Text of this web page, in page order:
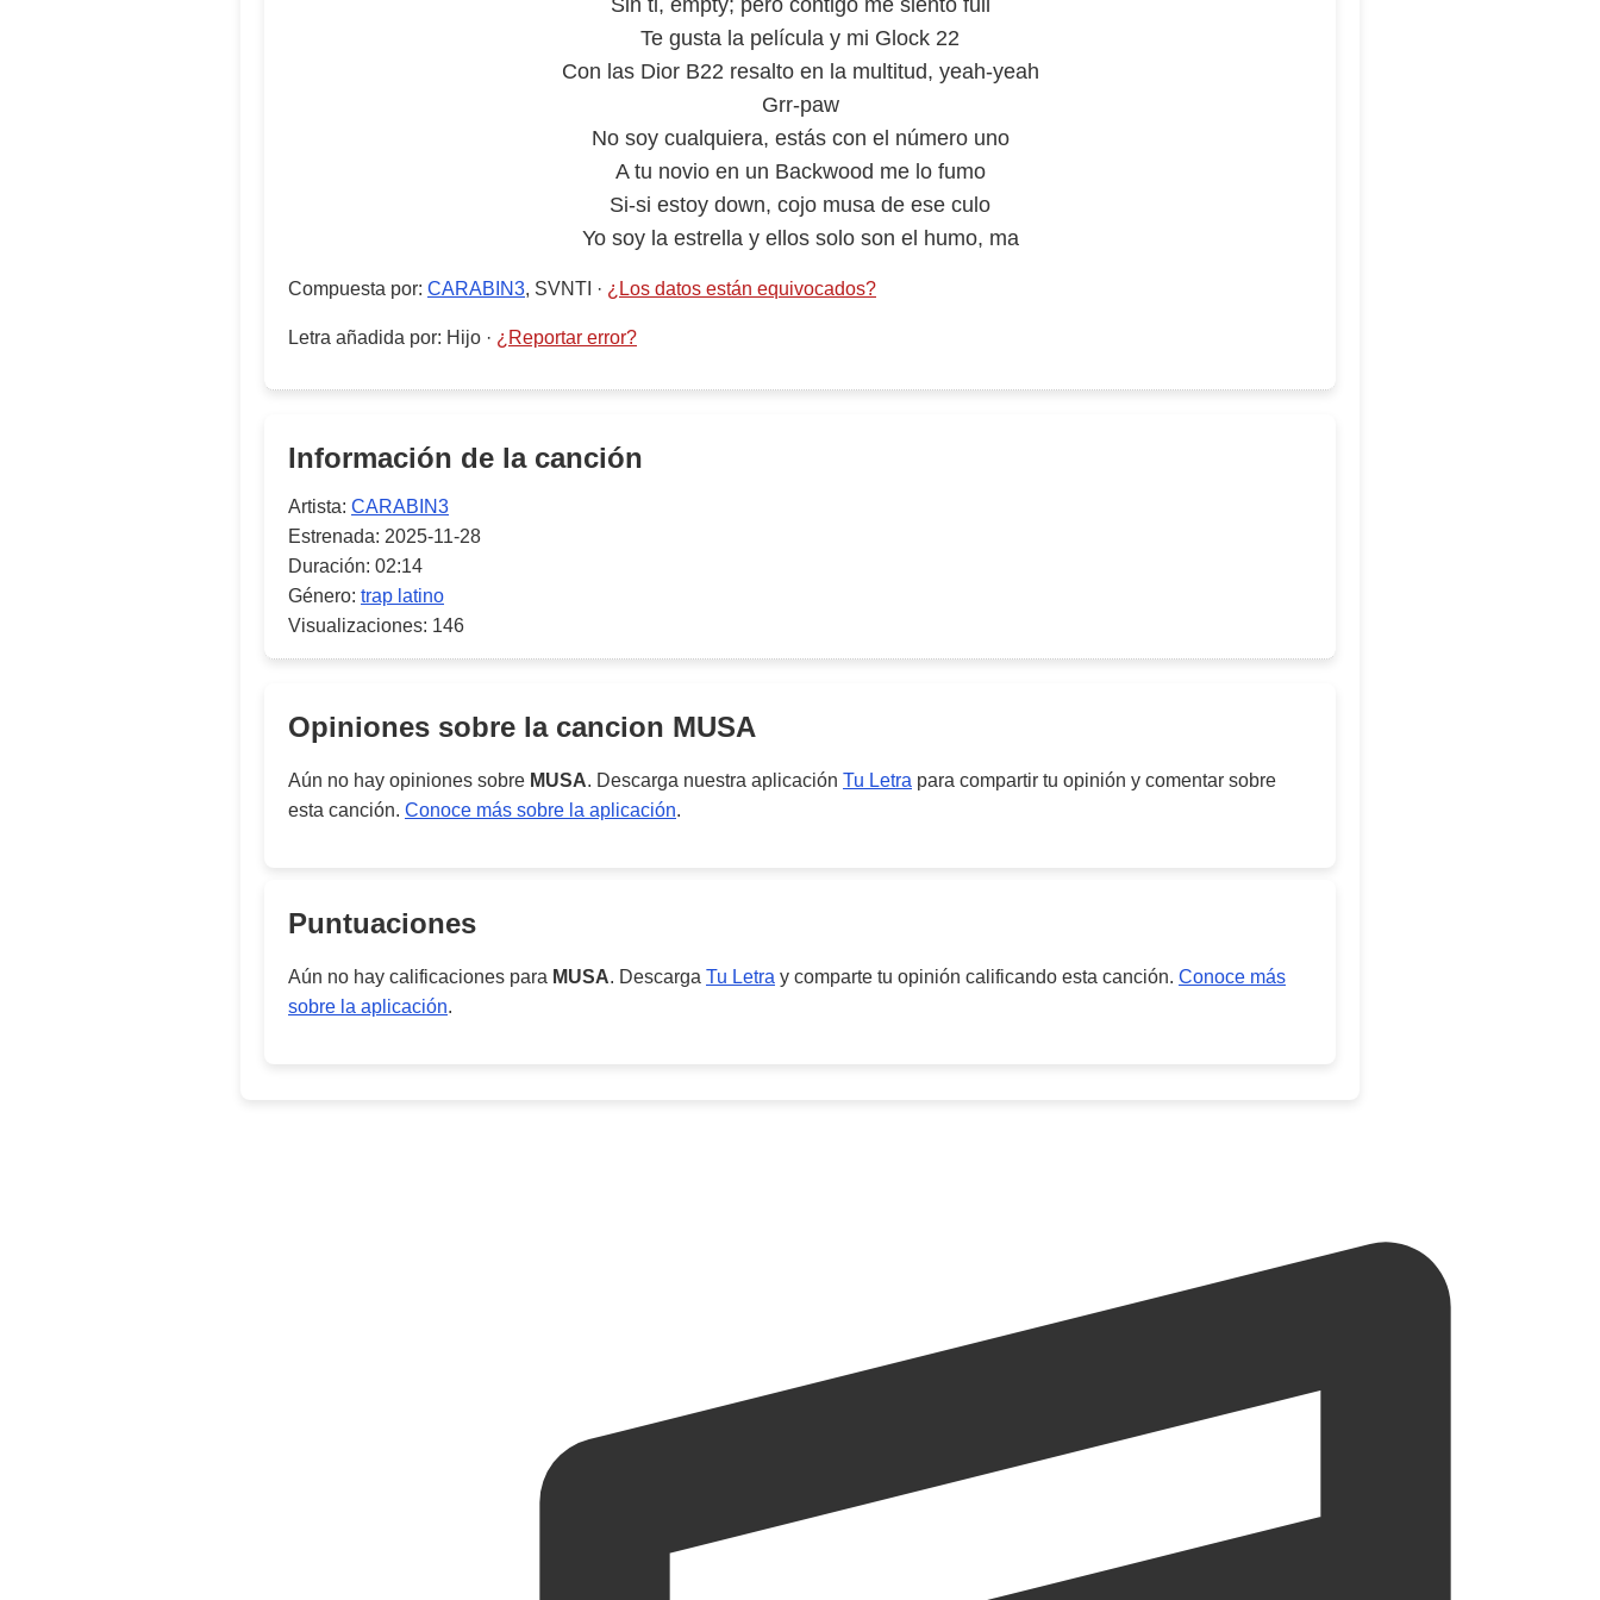
Sin ti, empty; pero contigo me siento full
Te gusta la película y mi Glock 22
Con las Dior B22 resalto en la multitud, yeah-yeah
Grr-paw
No soy cualquiera, estás con el número uno
A tu novio en un Backwood me lo fumo
Si-si estoy down, cojo musa de ese culo
Yo soy la estrella y ellos solo son el humo, ma
Compuesta por: CARABIN3, SVNTI · ¿Los datos están equivocados?
Letra añadida por: Hijo · ¿Reportar error?
Información de la canción
Artista: CARABIN3
Estrenada: 2025-11-28
Duración: 02:14
Género: trap latino
Visualizaciones: 146
Opiniones sobre la cancion MUSA
Aún no hay opiniones sobre MUSA. Descarga nuestra aplicación Tu Letra para compartir tu opinión y comentar sobre
esta canción. Conoce más sobre la aplicación.
Puntuaciones
Aún no hay calificaciones para MUSA. Descarga Tu Letra y comparte tu opinión calificando esta canción. Conoce más
sobre la aplicación.